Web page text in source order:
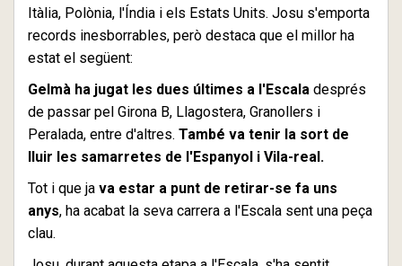
Itàlia, Polònia, l'Índia i els Estats Units. Josu s'emporta
records inesborrables, però destaca que el millor ha
estat el següent:
Gelmà ha jugat les dues últimes a l'Escala després
de passar pel Girona B, Llagostera, Granollers i
Peralada, entre d'altres. També va tenir la sort de
lluir les samarretes de l'Espanyol i Vila-real.
Tot i que ja va estar a punt de retirar-se fa uns
anys, ha acabat la seva carrera a l'Escala sent una peça
clau.